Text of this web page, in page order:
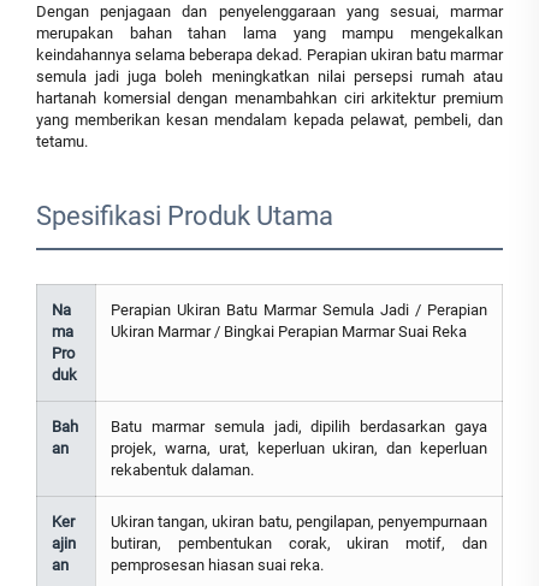
Dengan penjagaan dan penyelenggaraan yang sesuai, marmar
merupakan bahan tahan lama yang mampu mengekalkan
keindahannya selama beberapa dekad. Perapian ukiran batu marmar
semula jadi juga boleh meningkatkan nilai persepsi rumah atau
hartanah komersial dengan menambahkan ciri arkitektur premium
yang memberikan kesan mendalam kepada pelawat, pembeli, dan
tetamu.
Spesifikasi Produk Utama
Na
ma
Pro
duk
Perapian Ukiran Batu Marmar Semula Jadi / Perapian
Ukiran Marmar / Bingkai Perapian Marmar Suai Reka
Bah
an
Batu marmar semula jadi, dipilih berdasarkan gaya
projek, warna, urat, keperluan ukiran, dan keperluan
rekabentuk dalaman.
Ker
ajin
an
Ukiran tangan, ukiran batu, pengilapan, penyempurnaan
butiran, pembentukan corak, ukiran motif, dan
pemprosesan hiasan suai reka.